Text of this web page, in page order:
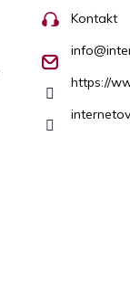
Kontakt
info@
https://